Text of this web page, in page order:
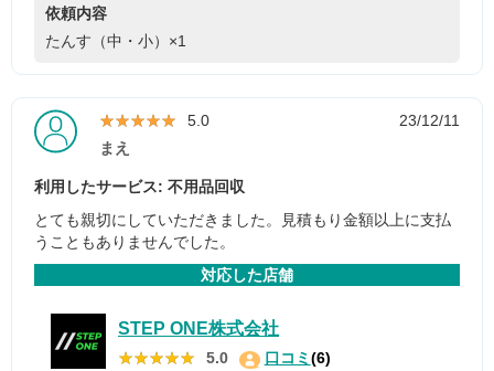
依頼内容
たんす（中・小）×1
★★★★★
★★★★★ 5.0
23/12/11
まえ
利用したサービス: 不用品回収
とても親切にしていただきました。見積もり金額以上に支払
うこともありませんでした。
対応した店舗
STEP ONE株式会社
★★★★★
★★★★★ 5.0 口コミ(6)